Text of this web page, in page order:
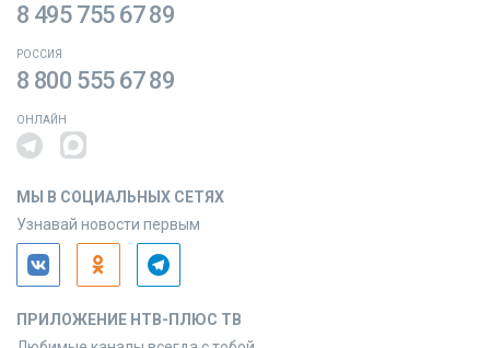
8 495 755 67 89
РОССИЯ
8 800 555 67 89
ОНЛАЙН
МЫ В СОЦИАЛЬНЫХ СЕТЯХ
Узнавай новости первым
ПРИЛОЖЕНИЕ НТВ-ПЛЮС ТВ